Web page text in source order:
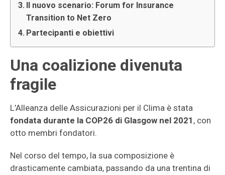
Il nuovo scenario: Forum for Insurance
Transition to Net Zero
Partecipanti e obiettivi
Una coalizione divenuta
fragile
L’Alleanza delle Assicurazioni per il Clima è stata
fondata durante la COP26 di Glasgow nel 2021 , con
otto membri fondatori.
Nel corso del tempo, la sua composizione è
drasticamente cambiata, passando da una trentina di